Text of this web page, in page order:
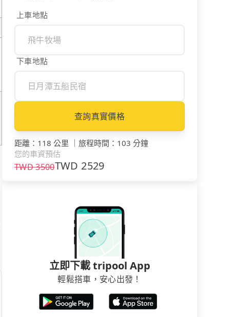
上車地點
下車地點
查詢真實價格
距離 ： 118 公里 ｜ 旅程時間 ： 103 分鐘
您的車資預估
TWD3500TWD 2529
立即下載 tripool App
輕鬆搭車，安心出發！